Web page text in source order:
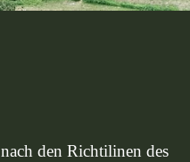
den Richtilinen des